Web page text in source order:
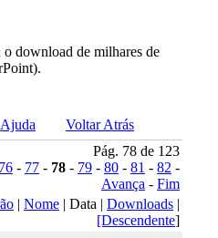
o download de milhares de
Ajuda
Voltar Atrás
Pág. 78 de 123
76 - 77 - 78 - 79 - 80 - 81 - 82 -
Avança - Fim
| Nome | Data | Downloads |
[Descendente]